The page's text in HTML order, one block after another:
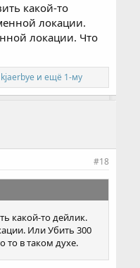
какой-то
локации.
локации. Что
kjaerbye и ещё 1-му
#18
какой-то дейлик.
Или Убить 300
то в таком духе.